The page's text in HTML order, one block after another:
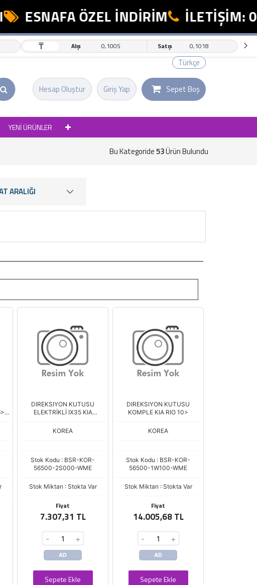
ESNAFA ÖZEL İNDİRİM İLETİŞİM:
₸ Alış 0,1005 Satış 0,1018
Türkçe
Giriş Yap
Hesap Oluştur Sepet Boş
YENİ ÜRÜNLER
Bu Kategoride53Ürün Bulundu
ARALIĞI
DIREKSIYON KUTUSU
ELEKTRİKLİ IX35 KIA
KOREA
Stok Kodu : BSR-KOR-
56500-2S000-WME
Stok Miktarı : Stokta Var
Fiyat
7.307,31 TL
- +
AD
Sepete Ekle
DIREKSIYON KUTUSU
KOMPLE KIA RIO 10>
KOREA
Stok Kodu : BSR-KOR-
56500-1W100-WME
Stok Miktarı : Stokta Var
Fiyat
14.005,68 TL
- +
AD
Sepete Ekle